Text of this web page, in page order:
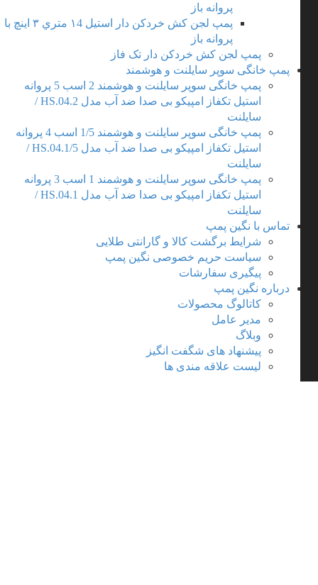
پروانه باز
پمپ لجن کش خردکن دار استیل ۱4 متري ۳ اینچ با
پروانه باز
پمپ لجن کش خردکن دار تک فاز
پمپ خانگی سوپر سایلنت و هوشمند
پمپ خانگی سوپر سایلنت و هوشمند 2 اسب 5 پروانه
استیل تکفاز امپیکو بی صدا ضد آب مدل HS.04.2 /
سایلنت
پمپ خانگی سوپر سایلنت و هوشمند 1/5 اسب 4 پروانه
استیل تکفاز امپیکو بی صدا ضد آب مدل HS.04.1/5 /
سایلنت
پمپ خانگی سوپر سایلنت و هوشمند 1 اسب 3 پروانه
استیل تکفاز امپیکو بی صدا ضد آب مدل HS.04.1 /
سایلنت
تماس با نگین پمپ
شرایط برگشت کالا و گارانتی طلایی
سیاست حریم خصوصی نگین پمپ
پیگیری سفارشات
درباره نگین پمپ
کاتالوگ محصولات
مدیر عامل
وبلاگ
پیشنهاد های شگفت انگیز
لیست علاقه مندی ها